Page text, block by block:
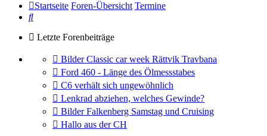
Startseite Foren-Übersicht Termine
Suche
Letzte Forenbeiträge
Gehe
zum
letzten
Beitrag
Bilder Classic car week Rättvik Travbana
Gehe
zum
letzten
Beitrag
Ford 460 - Länge des Ölmessstabes
Gehe
zum
letzten
Beitrag
C6 verhält sich ungewöhnlich
Gehe
zum
letzten
Beitrag
Lenkrad abziehen, welches Gewinde?
Gehe
zum
letzten
Bilder Falkenberg Samstag und Cruising
Gehe
Hallo aus der CH